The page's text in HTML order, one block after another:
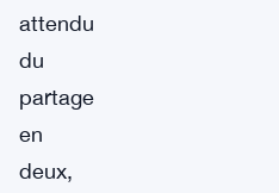
attendu
du
partage
en
deux,